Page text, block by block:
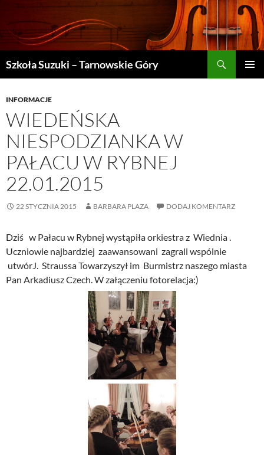
Szkoła Suzuki – Tarnowskie Góry
TREŚCI
INFORMACJE
WIEDEŃSKA
NIESPODZIANKA W
PAŁACU W RYBNEJ
22.01.2015
22 STYCZNIA 2015 BARBARA PLAZA DODAJ KOMENTARZ
Dziś w Pałacu w Rybnej wystąpiła orkiestra z Wiednia .
Uczniowie najbardziej zaawansowani zagrali wspólnie
utwórJ. Straussa Towarzyszył im Burmistrz naszego miasta
Pan Arkadiusz Czech. W załączeniu fotorelacja:)